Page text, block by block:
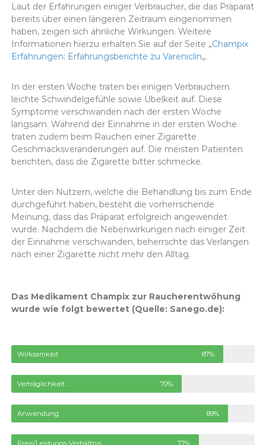
Laut der Erfahrungen einiger Verbraucher, die das Präparat
bereits über einen längeren Zeitraum eingenommen
haben, zeigen sich ähnliche Wirkungen. Weitere
Informationen hierzu erhalten Sie auf der Seite „Champix
Erfahrungen: Erfahrungsberichte zu Vareniclin„.
In der ersten Woche traten bei einigen Verbrauchern
leichte Schwindelgefühle sowie Übelkeit auf. Diese
Symptome verschwanden nach der ersten Woche
langsam. Während der Einnahme in der ersten Woche
traten zudem beim Rauchen einer Zigarette
Geschmacksveränderungen auf. Die meisten Patienten
berichten, dass die Zigarette bitter schmecke.
Unter den Nutzern, welche die Behandlung bis zum Ende
durchgeführt haben, besteht die vorherrschende
Meinung, dass das Präparat erfolgreich angewendet
wurde. Nachdem die Nebenwirkungen nach einiger Zeit
der Einnahme verschwanden, beherrschte das Verlangen
nach einer Zigarette nicht mehr den Alltag.
Das Medikament Champix zur Raucherentwöhung
wurde wie folgt bewertet (Quelle: Sanego.de):
Wirksamkeit 87%
Verträglichkeit 70%
Anwendung 89%
Preis/Leistungs-Verhältnis 77%